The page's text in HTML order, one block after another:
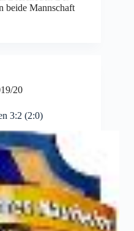
beide Mannschaft
20
3:2 (2:0)